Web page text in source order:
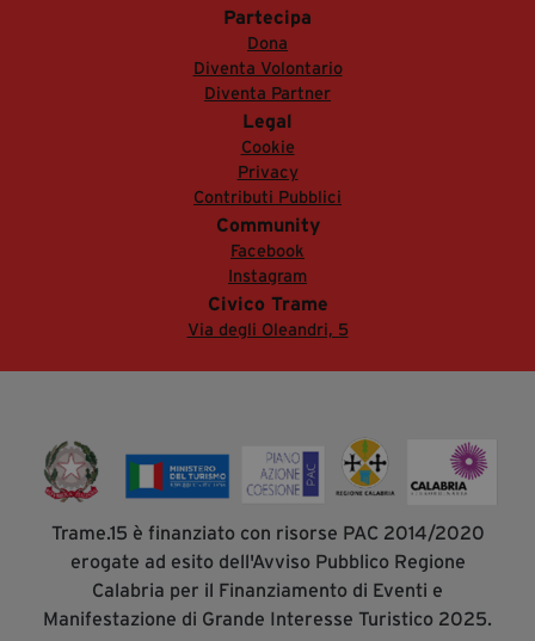
Partecipa
Dona
Diventa Volontario
Diventa Partner
Legal
Cookie
Privacy
Contributi Pubblici
Community
Facebook
Instagram
Civico Trame
Via degli Oleandri, 5
Trame.15 è finanziato con risorse PAC 2014/2020
erogate ad esito dell'Avviso Pubblico Regione
Calabria per il Finanziamento di Eventi e
Manifestazione di Grande Interesse Turistico 2025.